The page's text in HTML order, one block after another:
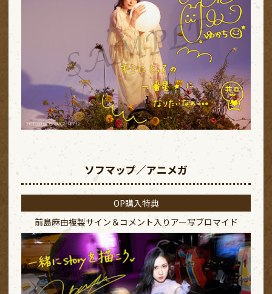
ソフマップ／アニメガ
OP購入特典
前島麻由複製サイン＆コメント入りアー写ブロマイド